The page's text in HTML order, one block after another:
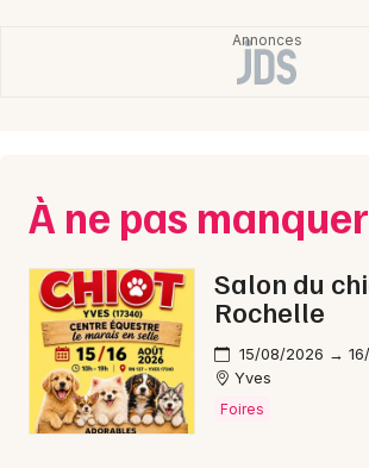
À ne pas manquer
Salon du
Rochelle
15/08/2026 →
Yves
Foires